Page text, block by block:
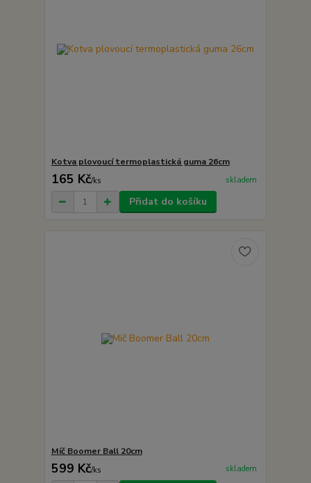
Kotva plovoucí termoplastická guma 26cm
165 Kč/ks skladem
Přidat do košíku
Míč Boomer Ball 20cm
599 Kč/ks skladem